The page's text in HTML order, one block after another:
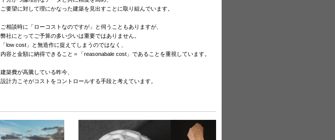
ご要望に対して理にかなった建築を見出すことに取り組んでいます。
ご相談時に「ローコストなのですが」と伺うこともありますが、
弊社にとってご予算の多い少いは重要ではありません。
「low cost」と無造作に捉えてしまうのではなく、
内容と金額に納得できること＝「reasonabale cost」であることを重視しています。
建築費が高騰している昨今、
設計力こそがコストをコントロールする手段と考えています。